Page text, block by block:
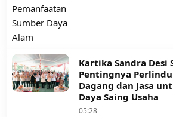
Kartika Sandra Desi
Pentingnya
Dagang dan Jasa
Daya Saing Usaha
05:28